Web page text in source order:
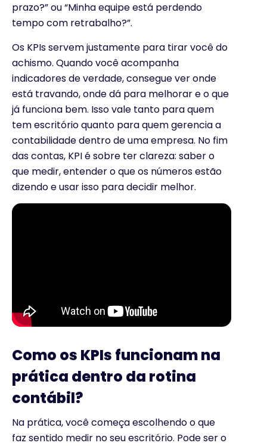
prazo?” ou “Minha equipe está perdendo
tempo com retrabalho?”.
Os KPIs servem justamente para tirar você do
achismo. Quando você acompanha
indicadores de verdade, consegue ver onde
está travando, onde dá para melhorar e o que
já funciona bem. Isso vale tanto para quem
tem escritório quanto para quem gerencia a
contabilidade dentro de uma empresa. No fim
das contas, KPI é sobre ter clareza: saber o
que medir, entender o que os números estão
dizendo e usar isso para decidir melhor.
Como os KPIs funcionam na
prática dentro da rotina
contábil?
Na prática, você começa escolhendo o que
faz sentido medir no seu escritório. Pode ser o